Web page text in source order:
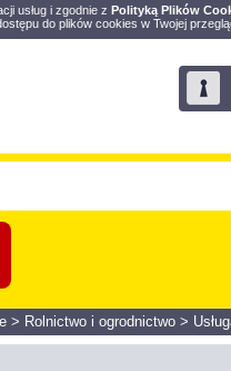
usług i zgodnie z Polityką Plików
do plików cookies w Twojej
> Rolnictwo i ogrodnictwo >